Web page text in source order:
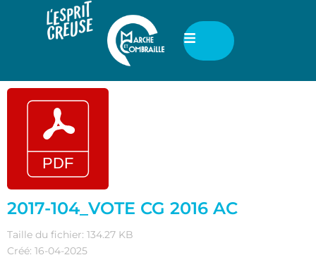
2017-104_VOTE CG 2016 AC
Taille du fichier: 134.27 KB
Créé: 16-04-2025